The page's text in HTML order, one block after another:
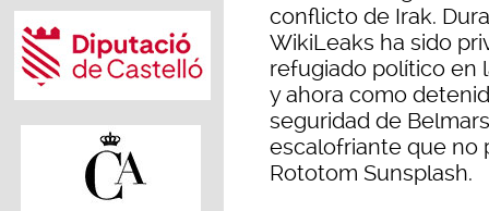
conflicto de Irak.
WikiLeaks ha sido
refugiado político en
y ahora como
seguridad de
escalofriante que no
Rototom Sunsplash.